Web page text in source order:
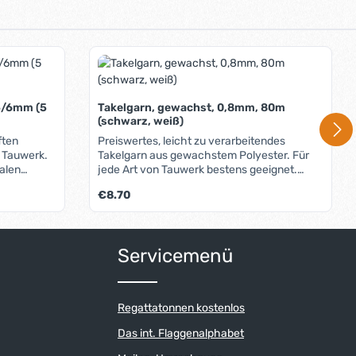
6mm (5
(siehe
Takelgarn, gewachst, 0,8mm, 80m
(schwarz, weiß)
Preiswertes, leicht zu verarbeitendes
Takelgarn aus gewachstem Polyester. Für
jede Art von Tauwerk bestens geeignet.
Regulärer Preis:
€8.70
Servicemenü
Regattatonnen kostenlos
Das int. Flaggenalphabet